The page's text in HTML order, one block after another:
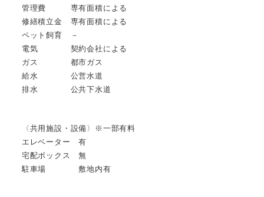
管理費 専有面積による
修繕積立金 専有面積による
ペット飼育 －
電気 契約会社による
ガス 都市ガス
給水 公営水道
排水 公共下水道
〈共用施設・設備〉※一部有料
エレベーター 有
宅配ボックス 無
駐車場 敷地内有